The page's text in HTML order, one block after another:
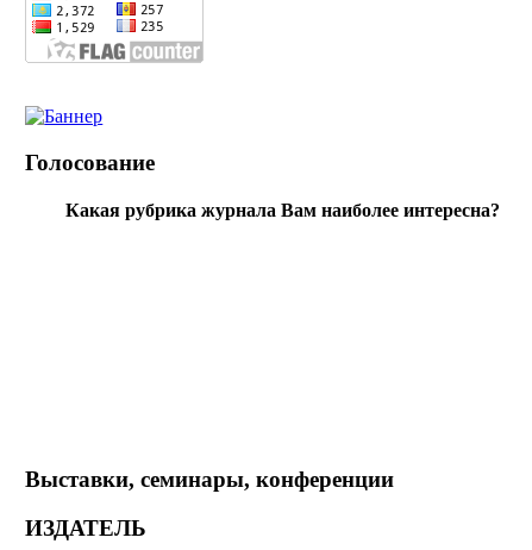
Голосование
Какая рубрика журнала Вам наиболее интересна?
Выставки, семинары, конференции
ИЗДАТЕЛЬ